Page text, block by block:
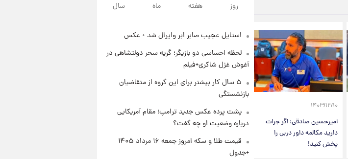
۱۴۰۳/۱۲/۱۰
امیرحسین صادقی: اگر جرات
دارید مکالمه داور دربی را
پخش کنید!
۱ روز پیش
۱۵ مرداد ۱۴۰۵ +جدول
قیمت طلا و سکه امروز پنجشنبه
۱۵ مرداد ۱۴۰۵
شارژ جدید کالابرگ برای سه
روز هفته ماه سال
استایل عجیب صابر ابر وایرال شد + عکس
لحظه احساسی دو بازیگر؛ گریه سحر دولتشاهی در
آغوش غزل شاکری+فیلم
۵ سال کار بیشتر برای این گروه از متقاضیان
بازنشستگی
پشت پرده عکس جدید ترامپ؛ مقام آمریکایی
درباره وضعیت او چه گفت؟
قیمت طلا و سکه امروز جمعه ۱۶ مرداد ۱۴۰۵
+جدول